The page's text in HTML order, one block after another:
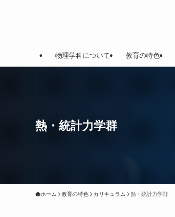
物理学科について 教育の特色
熱・統計力学群
ホーム 教育の特色 カリキュラム 熱・統計力学群